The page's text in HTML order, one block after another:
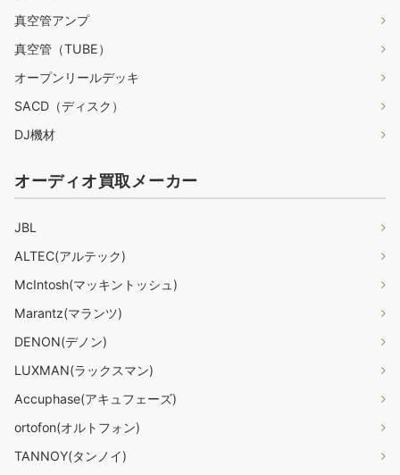
真空管アンプ
真空管（TUBE）
オープンリールデッキ
SACD（ディスク）
DJ機材
オーディオ買取メーカー
JBL
ALTEC(アルテック)
McIntosh(マッキントッシュ)
Marantz(マランツ)
DENON(デノン)
LUXMAN(ラックスマン)
Accuphase(アキュフェーズ)
ortofon(オルトフォン)
TANNOY(タンノイ)